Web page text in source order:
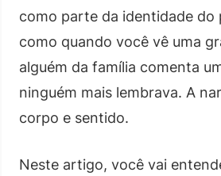
como parte da identidade do
como quando você vê uma
alguém da família comenta
ninguém mais lembrava. A
corpo e sentido.
Neste artigo, você vai